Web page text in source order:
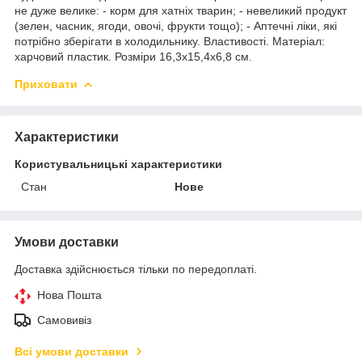
не дуже велике: - корм для хатніх тварин; - невеликий продукт
(зелен, часник, ягоди, овочі, фрукти тощо); - Аптечні ліки, які
потрібно зберігати в холодильнику. Властивості. Матеріал:
харчовий пластик. Розміри 16,3х15,4х6,8 см.
Приховати
Характеристики
Користувальницькі характеристики
Стан
Нове
Умови доставки
Доставка здійснюється тільки по передоплаті.
Нова Пошта
Самовивіз
Всі умови доставки